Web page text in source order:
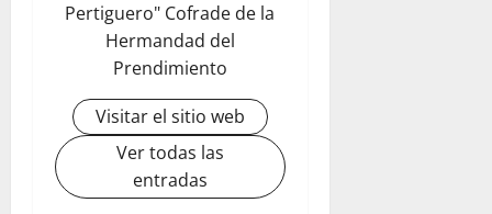
Pertiguero" Cofrade de la
Hermandad del
Prendimiento
Visitar el sitio web
Ver todas las
entradas